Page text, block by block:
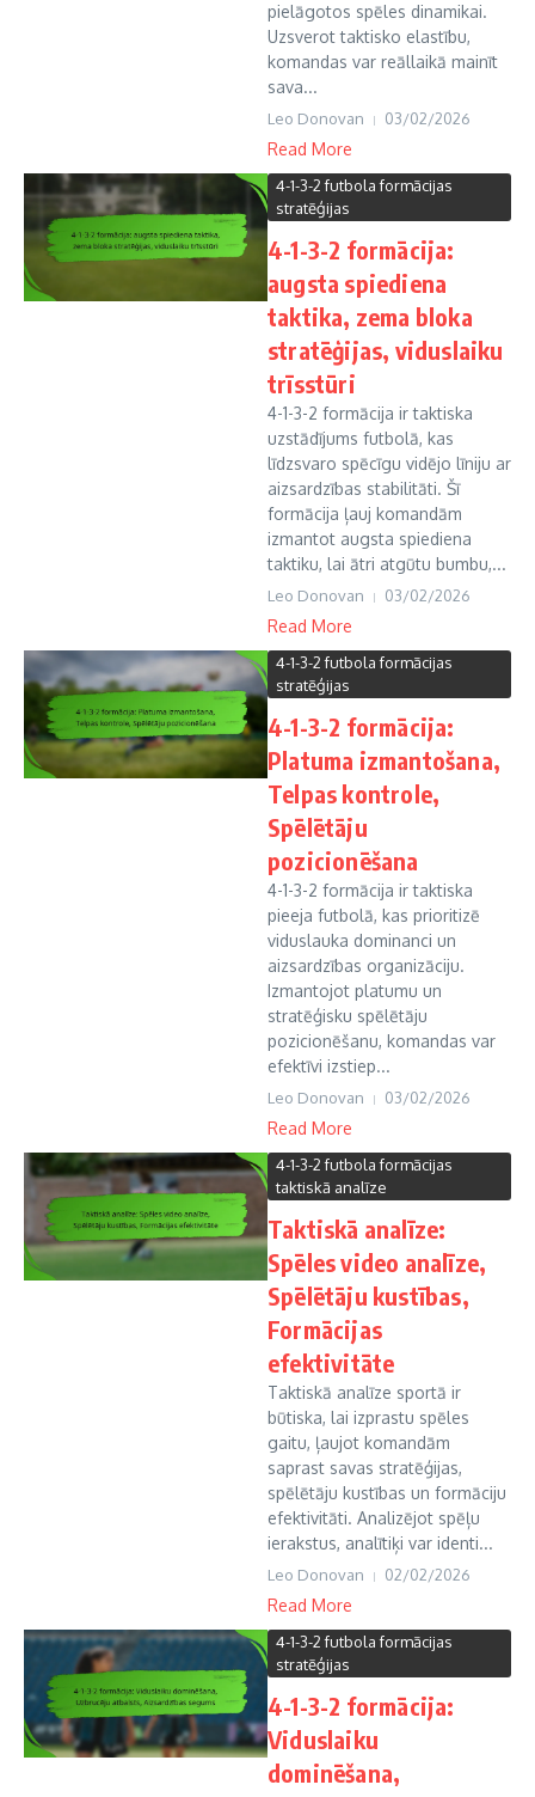
pielāgotos spēles dinamikai.
Uzsverot taktisko elastību,
komandas var reāllaikā mainīt
sava...
Leo Donovan 03/02/2026
Read More
4-1-3-2 futbola formācijas
stratēģijas
4-1-3-2 formācija:
augsta spiediena
taktika, zema bloka
stratēģijas, viduslaiku
trīsstūri
4-1-3-2 formācija ir taktiska
uzstādījums futbolā, kas
līdzsvaro spēcīgu vidējo līniju ar
aizsardzības stabilitāti. Šī
formācija ļauj komandām
izmantot augsta spiediena
taktiku, lai ātri atgūtu bumbu,...
Leo Donovan 03/02/2026
Read More
4-1-3-2 futbola formācijas
stratēģijas
4-1-3-2 formācija:
Platuma izmantošana,
Telpas kontrole,
Spēlētāju
pozicionēšana
4-1-3-2 formācija ir taktiska
pieeja futbolā, kas prioritizē
viduslauka dominanci un
aizsardzības organizāciju.
Izmantojot platumu un
stratēģisku spēlētāju
pozicionēšanu, komandas var
efektīvi izstiep...
Leo Donovan 03/02/2026
Read More
4-1-3-2 futbola formācijas
taktiskā analīze
Taktiskā analīze:
Spēles video analīze,
Spēlētāju kustības,
Formācijas
efektivitāte
Taktiskā analīze sportā ir
būtiska, lai izprastu spēles
gaitu, ļaujot komandām
saprast savas stratēģijas,
spēlētāju kustības un formāciju
efektivitāti. Analizējot spēļu
ierakstus, analītiķi var identi...
Leo Donovan 02/02/2026
Read More
4-1-3-2 futbola formācijas
stratēģijas
4-1-3-2 formācija:
Viduslaiku
dominēšana,